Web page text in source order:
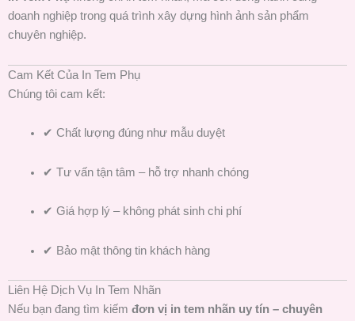
doanh nghiệp trong quá trình xây dựng hình ảnh sản phẩm
chuyên nghiệp.
Cam Kết Của In Tem Phụ
Chúng tôi cam kết:
✔ Chất lượng đúng như mẫu duyệt
✔ Tư vấn tận tâm – hỗ trợ nhanh chóng
✔ Giá hợp lý – không phát sinh chi phí
✔ Bảo mật thông tin khách hàng
Liên Hệ Dịch Vụ In Tem Nhãn
Nếu bạn đang tìm kiếm đơn vị in tem nhãn uy tín – chuyên